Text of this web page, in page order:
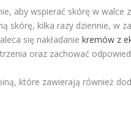
aby wspierać skórę w walce
skórę, kilka razy dziennie, w
się nakładaniekremów z
oraz zachować
które zawierają również